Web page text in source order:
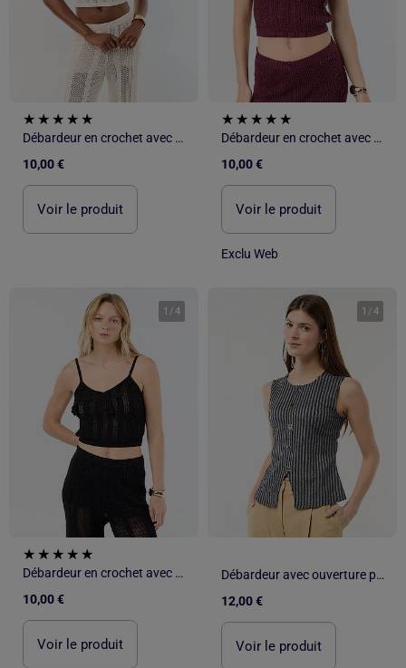
Débardeur en crochet avec fleurs brodées
10,00 €
Voir le produit
Débardeur en crochet avec fleurs brodées
10,00 €
Voir le produit
Exclu Web
1 /4
Débardeur en crochet avec fleurs brodées
10,00 €
Voir le produit
1 /4
Débardeur avec ouverture par boutons dorés martelés
12,00 €
Voir le produit